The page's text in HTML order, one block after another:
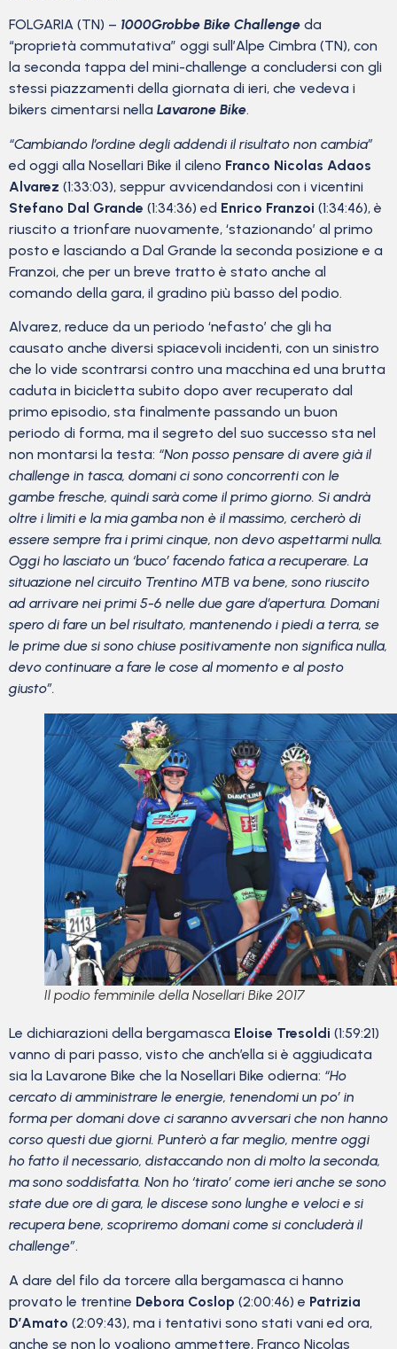
FOLGARIA (TN) – 1000Grobbe Bike Challenge da
“proprietà commutativa” oggi sull’Alpe Cimbra (TN), con
la seconda tappa del mini-challenge a concludersi con gli
stessi piazzamenti della giornata di ieri, che vedeva i
bikers cimentarsi nella Lavarone Bike.
“Cambiando l’ordine degli addendi il risultato non cambia”
ed oggi alla Nosellari Bike il cileno Franco Nicolas Adaos
Alvarez (1:33:03), seppur avvicendandosi con i vicentini
Stefano Dal Grande (1:34:36) ed Enrico Franzoi (1:34:46), è
riuscito a trionfare nuovamente, ‘stazionando’ al primo
posto e lasciando a Dal Grande la seconda posizione e a
Franzoi, che per un breve tratto è stato anche al
comando della gara, il gradino più basso del podio.
Alvarez, reduce da un periodo ‘nefasto’ che gli ha
causato anche diversi spiacevoli incidenti, con un sinistro
che lo vide scontrarsi contro una macchina ed una brutta
caduta in bicicletta subito dopo aver recuperato dal
primo episodio, sta finalmente passando un buon
periodo di forma, ma il segreto del suo successo sta nel
non montarsi la testa: “Non posso pensare di avere già il
challenge in tasca, domani ci sono concorrenti con le
gambe fresche, quindi sarà come il primo giorno. Si andrà
oltre i limiti e la mia gamba non è il massimo, cercherò di
essere sempre fra i primi cinque, non devo aspettarmi nulla.
Oggi ho lasciato un ‘buco’ facendo fatica a recuperare. La
situazione nel circuito Trentino MTB va bene, sono riuscito
ad arrivare nei primi 5-6 nelle due gare d’apertura. Domani
spero di fare un bel risultato, mantenendo i piedi a terra, se
le prime due si sono chiuse positivamente non significa nulla,
devo continuare a fare le cose al momento e al posto
giusto”.
Il podio femminile della Nosellari Bike 2017
Le dichiarazioni della bergamasca Eloise Tresoldi (1:59:21)
vanno di pari passo, visto che anch’ella si è aggiudicata
sia la Lavarone Bike che la Nosellari Bike odierna: “Ho
cercato di amministrare le energie, tenendomi un po’ in
forma per domani dove ci saranno avversari che non hanno
corso questi due giorni. Punterò a far meglio, mentre oggi
ho fatto il necessario, distaccando non di molto la seconda,
ma sono soddisfatta. Non ho ‘tirato’ come ieri anche se sono
state due ore di gara, le discese sono lunghe e veloci e si
recupera bene, scopriremo domani come si concluderà il
challenge”.
A dare del filo da torcere alla bergamasca ci hanno
provato le trentine Debora Coslop (2:00:46) e Patrizia
D’Amato (2:09:43), ma i tentativi sono stati vani ed ora,
anche se non lo vogliono ammettere, Franco Nicolas